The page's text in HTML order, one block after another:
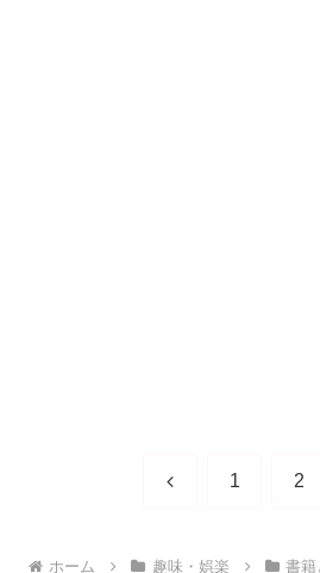
前 1 2
ホーム 趣味・娯楽 書籍